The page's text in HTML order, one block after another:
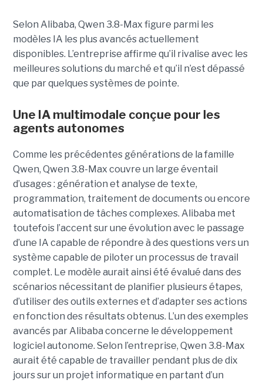
Selon Alibaba, Qwen 3.8-Max figure parmi les
modèles IA les plus avancés actuellement
disponibles. L’entreprise affirme qu’il rivalise avec les
meilleures solutions du marché et qu’il n’est dépassé
que par quelques systèmes de pointe.
Une IA multimodale conçue pour les
agents autonomes
Comme les précédentes générations de la famille
Qwen, Qwen 3.8-Max couvre un large éventail
d’usages : génération et analyse de texte,
programmation, traitement de documents ou encore
automatisation de tâches complexes. Alibaba met
toutefois l’accent sur une évolution avec le passage
d’une IA capable de répondre à des questions vers un
système capable de piloter un processus de travail
complet. Le modèle aurait ainsi été évalué dans des
scénarios nécessitant de planifier plusieurs étapes,
d’utiliser des outils externes et d’adapter ses actions
en fonction des résultats obtenus. L’un des exemples
avancés par Alibaba concerne le développement
logiciel autonome. Selon l’entreprise, Qwen 3.8-Max
aurait été capable de travailler pendant plus de dix
jours sur un projet informatique en partant d’un